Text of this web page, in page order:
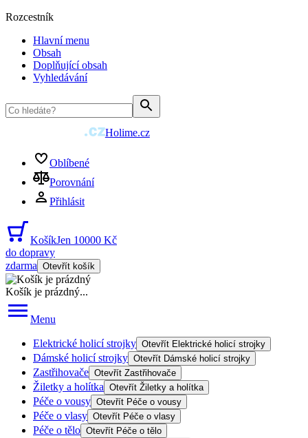
Rozcestník
Hlavní menu
Obsah
Doplňující obsah
Vyhledávání
Holime.cz
Oblíbené
Porovnání
Přihlásit
KošíkJen 10000 Kč
do dopravy
zdarma Otevřít košík
Košík je prázdný...
Menu
Elektrické holicí strojky Otevřít Elektrické holicí strojky
Dámské holicí strojky Otevřít Dámské holicí strojky
Zastřihovače Otevřít Zastřihovače
Žiletky a holítka Otevřít Žiletky a holítka
Péče o vousy Otevřít Péče o vousy
Péče o vlasy Otevřít Péče o vlasy
Péče o tělo Otevřít Péče o tělo